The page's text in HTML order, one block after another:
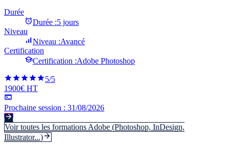
Durée
Durée :5 jours
Niveau
Niveau :Avancé
Certification
Certification :Adobe Photoshop
5/5
1900€ HT
Prochaine session : 31/08/2026
Voir toutes les formationsAdobe (Photoshop, InDesign,
Illustrator...)